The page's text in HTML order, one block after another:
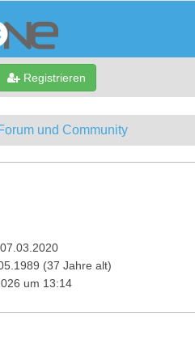
Registrieren
und Community
07.03.2020
(37 Jahre alt)
um 13:14